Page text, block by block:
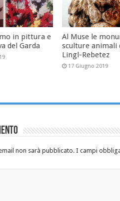
in pittura e
del Garda
Al Muse le
sculture animali
Lingl-Rebetez
17 Giugno 2019
non sarà pubblicato.I campi